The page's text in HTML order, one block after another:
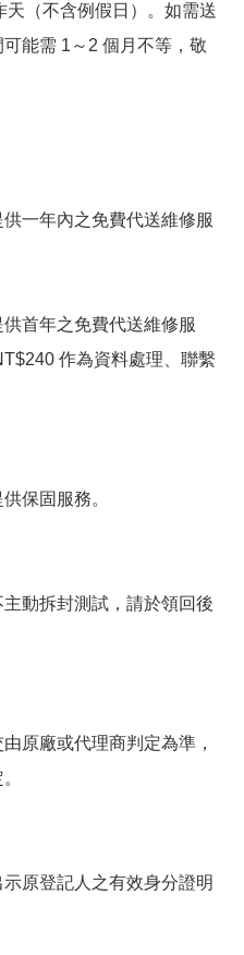
（不含例假日）。如需送
能需 1～2 個月不等，敬
一年內之免費代送維修服
首年之免費代送維修服
作為資料處理、聯繫
保固服務。
動拆封測試，請於領回後
原廠或代理商判定為準，
原登記人之有效身分證明